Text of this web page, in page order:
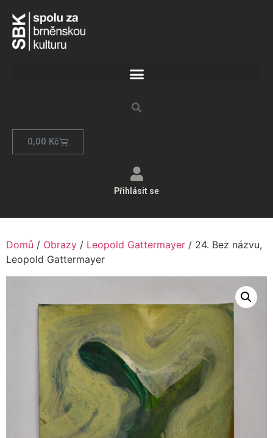
0,00 Kč
Přihlásit se
Domů / Obrazy / Leopold Gattermayer / 24. Bez názvu,
Leopold Gattermayer